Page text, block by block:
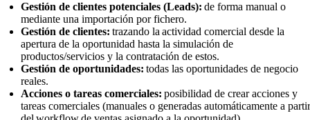
Gestión de clientes potenciales (Leads):de forma manual o
mediante una importación por fichero.
Gestión de clientes:trazando la actividad comercial desde la
apertura de la oportunidad hasta la simulación de
productos/servicios y la contratación de estos.
Gestión de oportunidades:todas las oportunidades de negocio
reales.
Acciones o tareas comerciales: posibilidad de crear acciones y
tareas comerciales (manuales o generadas automáticamente a